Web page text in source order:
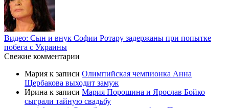
Видео: Сын и внук Софии Ротару задержаны при попытке
побега с Украины
Свежие комментарии
Мария к записи Олимпийская чемпионка Анна
Щербакова выходит замуж
Ирина к записи Мария Порошина и Ярослав Бойко
сыграли тайную свадьбу